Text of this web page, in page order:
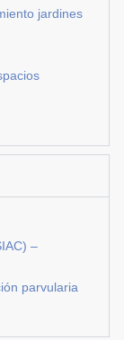
jardines
–
parvularia